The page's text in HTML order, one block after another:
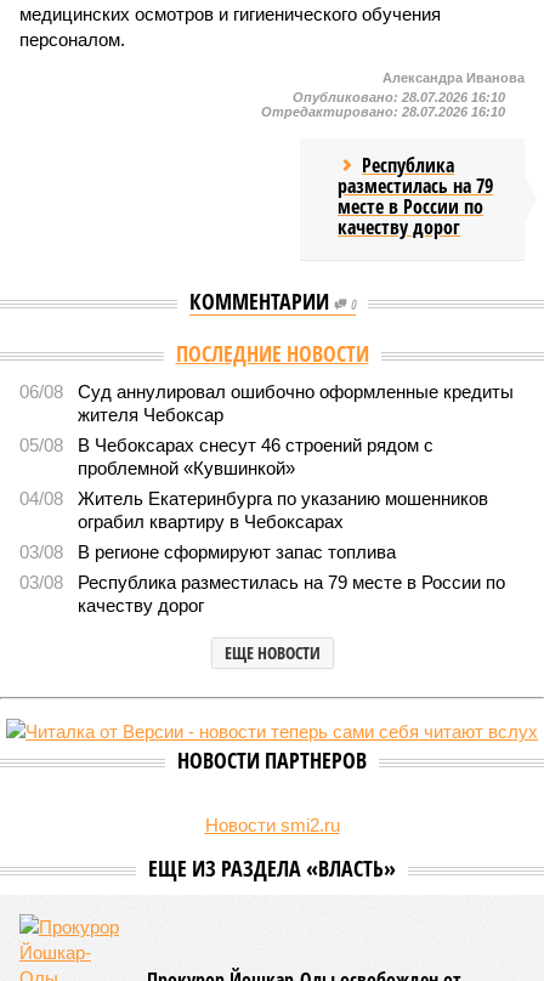
медицинских осмотров и гигиенического обучения
персоналом.
Александра Иванова
Опубликовано: 28.07.2026 16:10
Отредактировано: 28.07.2026 16:10
Республика
разместилась на 79
месте в России по
качеству дорог
КОММЕНТАРИИ 0
Версия //Общество //
В регионе учреждены удостоверения мастеров
В регионе учреждены удостоверения мастеров спорта по
борьбе керешу
2079
Заткнуть за пояс
В регионе учреждены удостоверения мастеров спорта по борьбе керешу
(фото: wikimedia commons/Ilsurikat)
В Чувашской Республике последовательно реализуются меры,
направленные на повышение статуса и институциональное
развитие национальной борьбы на поясах керешу.
Региональные власти не ограничились
дисциплины в качестве приоритетной, но также утвердили
официальную систему спортивных званий и
соответствующие положения и образцы наградных
атрибутов на уровне правительства субъекта. Согласно
обнародованным материалам, введены удостоверения и